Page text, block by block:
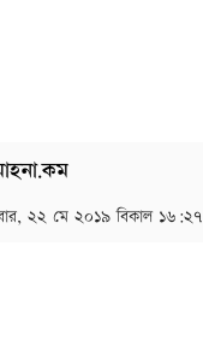
২২ মে ২০১৯ বিকাল ১৬:২৭